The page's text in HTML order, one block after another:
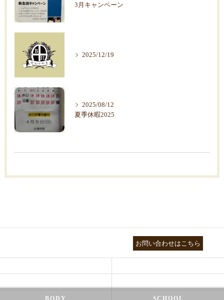
3月キャンペーン
2025/12/19
2025/08/12
夏季休暇2025
お問い合わせはこちら
BODY SCHOOL